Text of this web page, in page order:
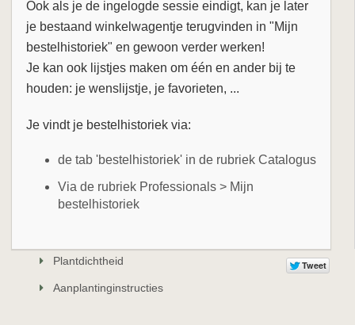
Ook als je de ingelogde sessie eindigt, kan je later
je bestaand winkelwagentje terugvinden in "Mijn
bestelhistoriek" en gewoon verder werken!
Je kan ook lijstjes maken om één en ander bij te
houden: je wenslijstje, je favorieten, ...
Je vindt je bestelhistoriek via:
de tab 'bestelhistoriek' in de rubriek Catalogus
Via de rubriek Professionals > Mijn
bestelhistoriek
Plantdichtheid
Aanplantinginstructies